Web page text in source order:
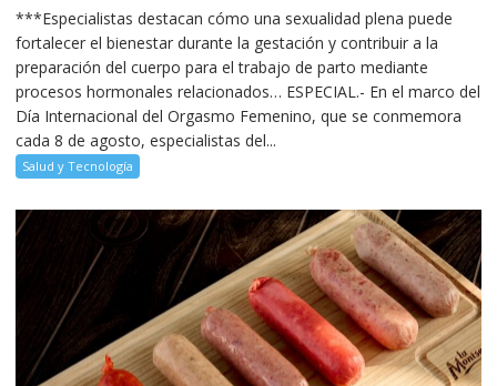
***Especialistas destacan cómo una sexualidad plena puede
fortalecer el bienestar durante la gestación y contribuir a la
preparación del cuerpo para el trabajo de parto mediante
procesos hormonales relacionados… ESPECIAL.- En el marco del
Día Internacional del Orgasmo Femenino, que se conmemora
cada 8 de agosto, especialistas del...
Salud y Tecnología